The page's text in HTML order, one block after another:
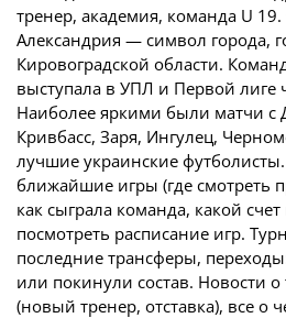
тренер, академия, команда U
Александрия — символ города,
Кировоградской области.
выступала в УПЛ и Первой лиге
Наиболее яркими были матчи с
Кривбасс, Заря, Ингулец,
лучшие украинские
ближайшие игры (где смотреть
как сыграла команда, какой счет
посмотреть расписание игр.
последние трансферы,
или покинули состав. Новости
(новый тренер, отставка), все о